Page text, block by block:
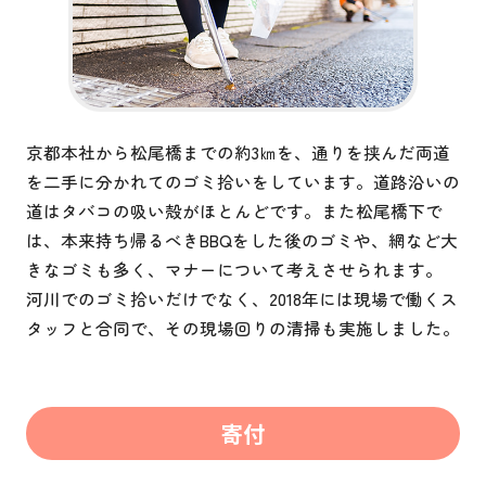
京都本社から松尾橋までの約3㎞を、通りを挟んだ両道
を二手に分かれてのゴミ拾いをしています。道路沿いの
道はタバコの吸い殻がほとんどです。また松尾橋下で
は、本来持ち帰るべきBBQをした後のゴミや、網など大
きなゴミも多く、マナーについて考えさせられます。
河川でのゴミ拾いだけでなく、2018年には現場で働くス
タッフと合同で、その現場回りの清掃も実施しました。
寄付